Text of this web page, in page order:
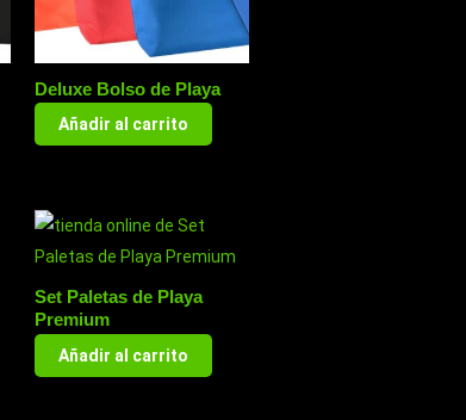
Deluxe Bolso de Playa
Añadir al carrito
Set Paletas de Playa
Premium
Añadir al carrito